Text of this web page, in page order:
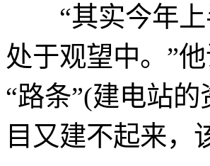
“其实今年上
处于观望中。”
“路条”(建电站
目又建不起来，